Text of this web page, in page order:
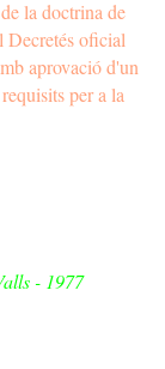
la doctrina de
Decretés oficial
aprovació d'un
per a la
- 1977